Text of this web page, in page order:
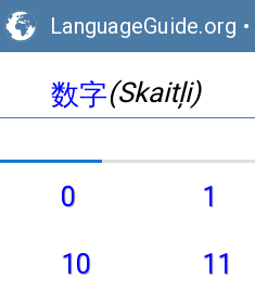
LanguageGuide.org •
数字(Skaitļi)
0 1
10 11